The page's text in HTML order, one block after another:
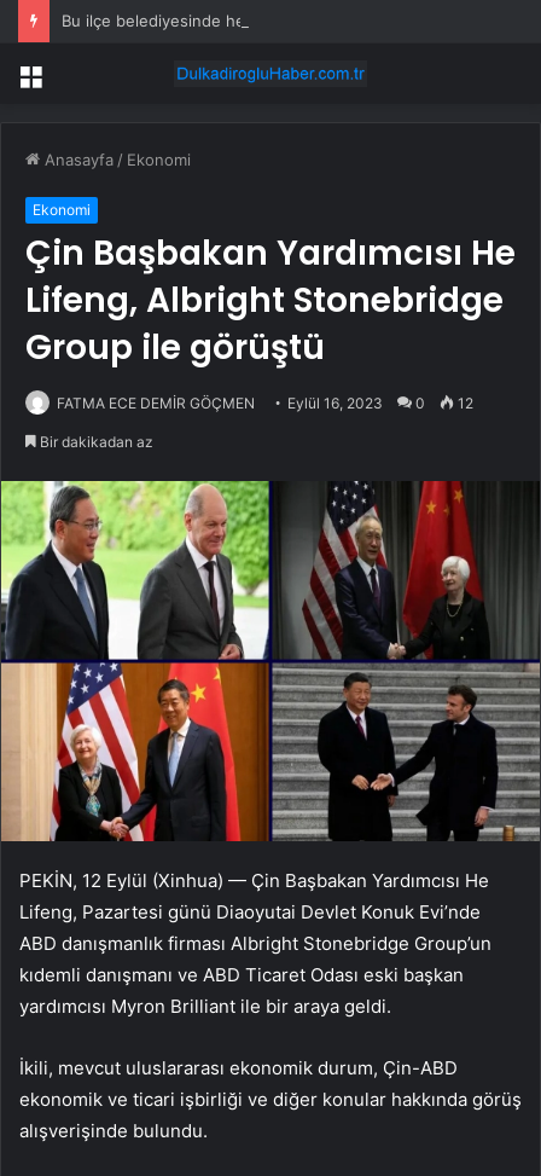
Menü
Anasayfa / Ekonomi
Ekonomi
Çin Başbakan Yardımcısı He
Lifeng, Albright Stonebridge
Group ile görüştü
FATMA ECE DEMİR GÖÇMEN Eylül 16, 2023 0 12
Bir dakikadan az
PEKİN, 12 Eylül (Xinhua) — Çin Başbakan Yardımcısı He
Lifeng, Pazartesi günü Diaoyutai Devlet Konuk Evi’nde
ABD danışmanlık firması Albright Stonebridge Group’un
kıdemli danışmanı ve ABD Ticaret Odası eski başkan
yardımcısı Myron Brilliant ile bir araya geldi.
İkili, mevcut uluslararası ekonomik durum, Çin-ABD
ekonomik ve ticari işbirliği ve diğer konular hakkında görüş
alışverişinde bulundu.